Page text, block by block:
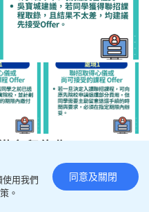
課程取錄，且結果不太
必須謹記在8月6日下
用我們
。
同意及關閉